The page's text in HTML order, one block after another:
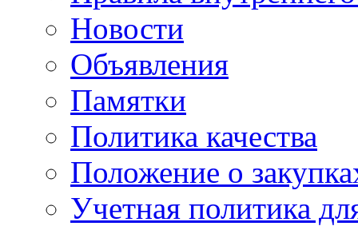
Новости
Объявления
Памятки
Политика качества
Положение о
Учетная политика